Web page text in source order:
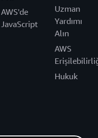
AWS'de
JavaScript
Uzman
Yardımı
Alın
AWS
Hukuk